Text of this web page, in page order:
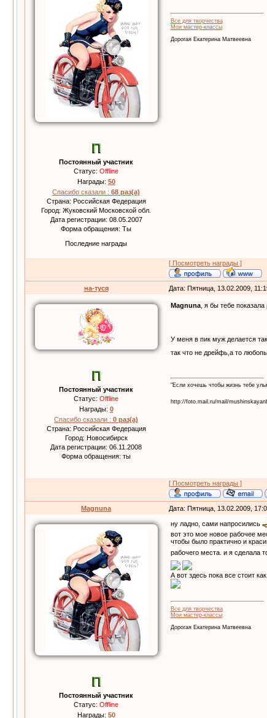
Постоянный участник
Статус: Offline
Награды: 50
Спасибо сказали : 68 раз(а)
Страна: Российская Федерация
Город: Жуковский Московской обл.
Дата регистрации: 08.05.2007
Форма обращения: Ты
Последние награды
Все для творчества
Мои мастер-классы
Дорогая Екатерина Матвеевна
[ Посмотреть награды ]
на-туся Дата: Пятница, 13.02.2009,
Постоянный участник
Статус: Offline
Награды: 0
Спасибо сказали : 0 раз(а)
Страна: Российская Федерация
Город: Новосибирск
Дата регистрации: 06.11.2008
Форма обращения: ты
Magnuna, я бы тебе показала
У меня в пик муж делается
так что не дрейфь,а то
"Если хочешь чтобы жизнь тебе
http://foto.mail.ru/mail/
[ Посмотреть награды ]
Magnuna Дата: Пятница, 13.02.2009,
Постоянный участник
Статус: Offline
Награды: 50
ну ладно, сами напросились
вот это мое новое рабочее
чтобы было практично и
рабочего места. и я сделала
А вот здесь пока все стоит
Все для творчества
Мои мастер-классы
Дорогая Екатерина Матвеевна